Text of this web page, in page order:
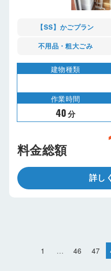
【SS】かごプラン
不用品・粗大ごみ
建物種類
作業時間
40 分
料金総額
詳し
1 … 46 47